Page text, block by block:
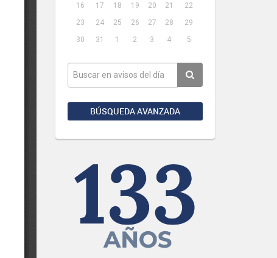
16
17 18 19 20 21
22
23
24 25 26 27 28
29
30
31 1 2 3 4 5
BÚSQUEDA AVANZADA